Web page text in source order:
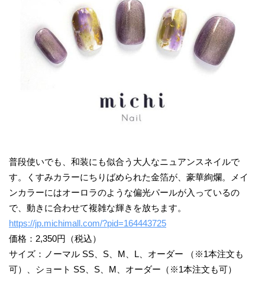
普段使いでも、和装にも似合う大人なニュアンスネイルで
す。くすみカラーにちりばめられた金箔が、豪華絢爛。メイ
ンカラーにはオーロラのような偏光パールが入っているの
で、動きに合わせて複雑な輝きを放ちます。
https://jp.michimall.com/?pid=164443725
価格：2,350円（税込）
サイズ：ノーマル SS、S、M、L、オーダー （※1本注文も
可）、ショート SS、S、M、オーダー（※1本注文も可）